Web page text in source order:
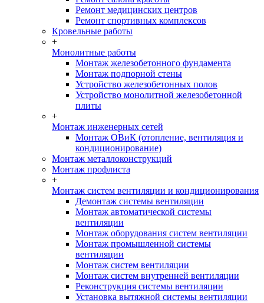
Ремонт медицинских центров
Ремонт спортивных комплексов
Кровельные работы
+
Монолитные работы
Монтаж железобетонного фундамента
Монтаж подпорной стены
Устройство железобетонных полов
Устройство монолитной железобетонной
плиты
+
Монтаж инженерных сетей
Монтаж ОВиК (отопление, вентиляция и
кондиционирование)
Монтаж металлоконструкций
Монтаж профлиста
+
Монтаж систем вентиляции и кондиционирования
Демонтаж системы вентиляции
Монтаж автоматической системы
вентиляции
Монтаж оборудования систем вентиляции
Монтаж промышленной системы
вентиляции
Монтаж систем вентиляции
Монтаж систем внутренней вентиляции
Реконструкция системы вентиляции
Установка вытяжной системы вентиляции